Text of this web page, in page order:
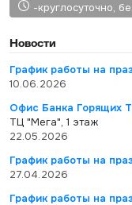
-круглосуточно,
Новости
График работы на
10.06.2026
Офис Банка Горящих
ТЦ "Мега", 1 этаж
22.05.2026
График работы на
27.04.2026
График работы на